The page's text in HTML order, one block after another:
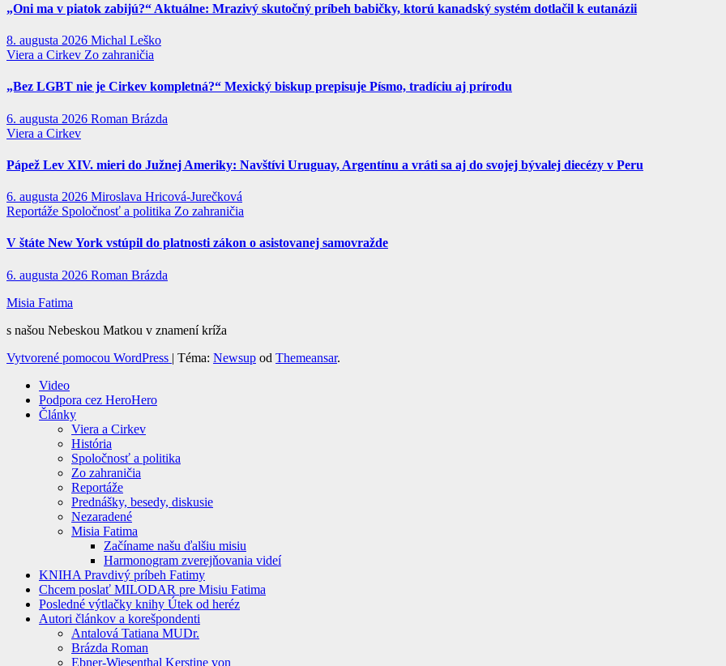
„Oni ma v piatok zabijú?“ Aktuálne: Mrazivý skutočný príbeh babičky, ktorú kanadský systém dotlačil k eutanázii
8. augusta 2026 Michal Leško
Viera a Cirkev Zo zahraničia
„Bez LGBT nie je Cirkev kompletná?“ Mexický biskup prepisuje Písmo, tradíciu aj prírodu
6. augusta 2026 Roman Brázda
Viera a Cirkev
Pápež Lev XIV. mieri do Južnej Ameriky: Navštívi Uruguay, Argentínu a vráti sa aj do svojej bývalej diecézy v Peru
6. augusta 2026 Miroslava Hricová-Jurečková
Reportáže Spoločnosť a politika Zo zahraničia
V štáte New York vstúpil do platnosti zákon o asistovanej samovražde
6. augusta 2026 Roman Brázda
Misia Fatima
s našou Nebeskou Matkou v znamení kríža
Vytvorené pomocou WordPress | Téma: Newsup od Themeansar.
Video
Podpora cez HeroHero
Články
Viera a Cirkev
História
Spoločnosť a politika
Zo zahraničia
Reportáže
Prednášky, besedy, diskusie
Nezaradené
Misia Fatima
Začíname našu ďalšiu misiu
Harmonogram zverejňovania videí
KNIHA Pravdivý príbeh Fatimy
Chcem poslať MILODAR pre Misiu Fatima
Posledné výtlačky knihy Útek od heréz
Autori článkov a korešpondenti
Antalová Tatiana MUDr.
Brázda Roman
Ebner-Wiesenthal Kerstine von